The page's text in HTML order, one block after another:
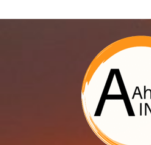
to